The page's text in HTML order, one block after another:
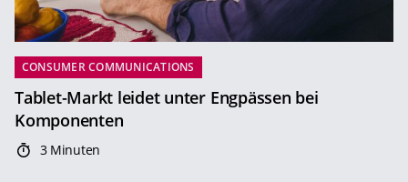
CONSUMER COMMUNICATIONS
Tablet-Markt leidet unter Engpässen bei
Komponenten
3 Minuten